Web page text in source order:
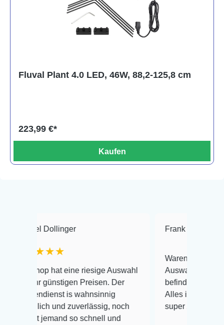
Fluval Plant 4.0 LED, 46W, 88,2-125,8 cm
223,99 €*
Kaufen
eine riesige Auswahl
Preisen. Der
is wahnsinnig
zuverlässig, noch
so schnell und
Frank Hackmayer
Warenanlieferung Top und die
Auswahl plus
befinden der Fische
Alles ist quick lebendig und im
super Zustand. Gerne wieder